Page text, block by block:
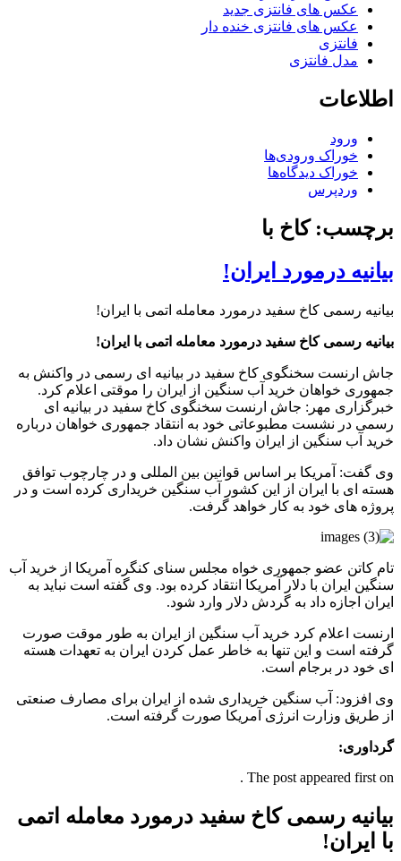
عکس های فانتزی جدید
عکس های فانتزی خنده دار
فانتزی
مدل فانتزی
اطلاعات
ورود
خوراک ورودی‌ها
خوراک دیدگاه‌ها
وردپرس
برچسب: کاخ با
بیانیه درمورد ایران!
بیانیه رسمی کاخ سفید درمورد معامله اتمی با ایران!
بیانیه رسمی کاخ سفید درمورد معامله اتمی با ایران!
جاش ارنست سخنگوی کاخ سفید در بیانیه ای رسمی در واکنش به
جمهوری خواهان خرید آب سنگین از ایران را موقتی اعلام کرد.
خبرگزاری مهر: جاش ارنست سخنگوی کاخ سفید در بیانیه ای
رسمی در نشست مطبوعاتی خود به انتقاد جمهوری خواهان درباره
خرید آب سنگین از ایران واکنش نشان داد.
وی گفت: آمریکا بر اساس قوانین بین المللی و در چارچوب توافق
هسته ای با ایران از این کشور آب سنگین خریداری کرده است و در
پروژه های خود به کار خواهد گرفت.
تام کاتن عضو جمهوری خواه مجلس سنای کنگره آمریکا از خرید آب
سنگین ایران با دلار آمریکا انتقاد کرده بود. وی گفته است نباید به
ایران اجازه داد به گردش دلار وارد شود.
ارنست اعلام کرد خرید آب سنگین از ایران به طور موقت صورت
گرفته است و این تنها به خاطر عمل کردن ایران به تعهدات هسته
ای خود در برجام است.
وی افزود: آب سنگین خریداری شده از ایران برای مصارف صنعتی
از طریق وزارت انرژی آمریکا صورت گرفته است.
گرداوری:
The post appeared first on .
بیانیه رسمی کاخ سفید درمورد معامله اتمی
با ایران!